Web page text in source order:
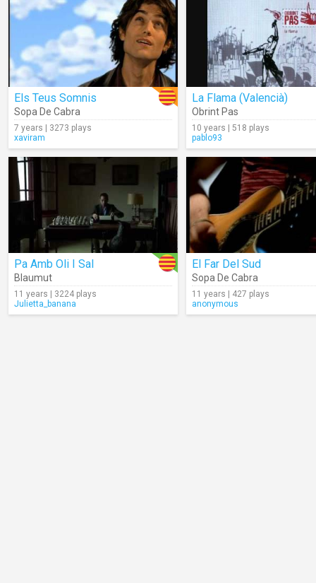
Els Teus Somnis
Sopa De Cabra
7 years | 3273 plays
xaviram
La Flama (Valencià)
Obrint Pas
10 years | 518 plays
pablo93
Pa Amb Oli I Sal
Blaumut
11 years | 3224 plays
Julietta_banana
El Far Del Sud
Sopa De Cabra
11 years | 427 plays
anonymous